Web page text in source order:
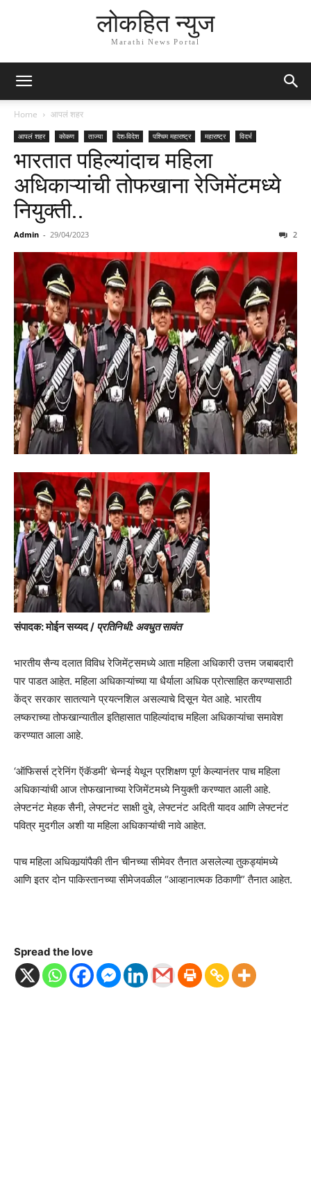
लोकहित न्युज
Marathi News Portal
Home आपलं शहर
आपलं शहर कोकण ताज्या देश-विदेश पश्चिम महाराष्ट्र महाराष्ट्र विदर्भ
भारतात पहिल्यांदाच महिला
अधिकाऱ्यांची तोफखाना रेजिमेंटमध्ये
नियुक्ती..
Admin - 29/04/2023 2
संपादक: मोईन सय्यद / प्रतिनिधी: अवधुत सावंत
भारतीय सैन्य दलात विविध रेजिमेंट्समध्ये आता महिला अधिकारी उत्तम जबाबदारी
पार पाडत आहेत. महिला अधिकाऱ्यांच्या या धैर्याला अधिक प्रोत्साहित करण्यासाठी
केंद्र सरकार सातत्याने प्रयत्नशिल असल्याचे दिसून येत आहे. भारतीय
लष्कराच्या तोफखान्यातील इतिहासात पाहिल्यांदाच महिला अधिकाऱ्यांचा समावेश
करण्यात आला आहे.
‘ऑफिसर्स ट्रेनिंग ऍकॅडमी’ चेन्नई येथून प्रशिक्षण पूर्ण केल्यानंतर पाच महिला
अधिकाऱ्यांची आज तोफखानाच्या रेजिमेंटमध्ये नियुक्ती करण्यात आली आहे.
लेफ्टनंट मेहक सैनी, लेफ्टनंट साक्षी दुबे, लेफ्टनंट अदिती यादव आणि लेफ्टनंट
पवित्र मुदगील अशी या महिला अधिकाऱ्यांची नावे आहेत.
पाच महिला अधिकार्‍यांपैकी तीन चीनच्या सीमेवर तैनात असलेल्या तुकड्यांमध्ये
आणि इतर दोन पाकिस्तानच्या सीमेजवळील “आव्हानात्मक ठिकाणी” तैनात आहेत.
Spread the love